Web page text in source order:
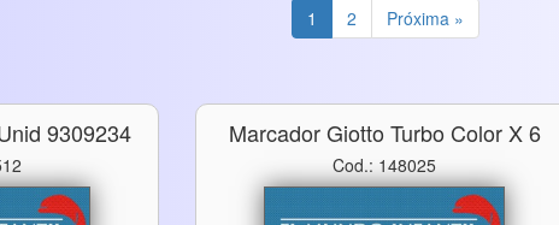
1 2 Próxima »
9309234 Marcador Giotto Turbo Color X 6
Cod.: 148025